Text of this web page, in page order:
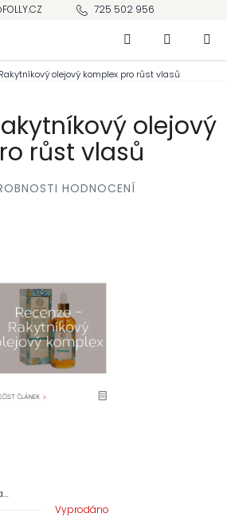
725 502 956
Hledat NÁKUPNÍ
KOŠÍK
olejový komplex pro růst vlasů
Vyprodáno
olejový
růst vlasů
HODNOCENÍ